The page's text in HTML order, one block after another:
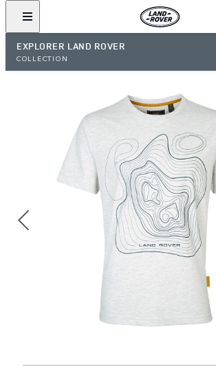
EXPLORER LAND ROVER
COLLECTION